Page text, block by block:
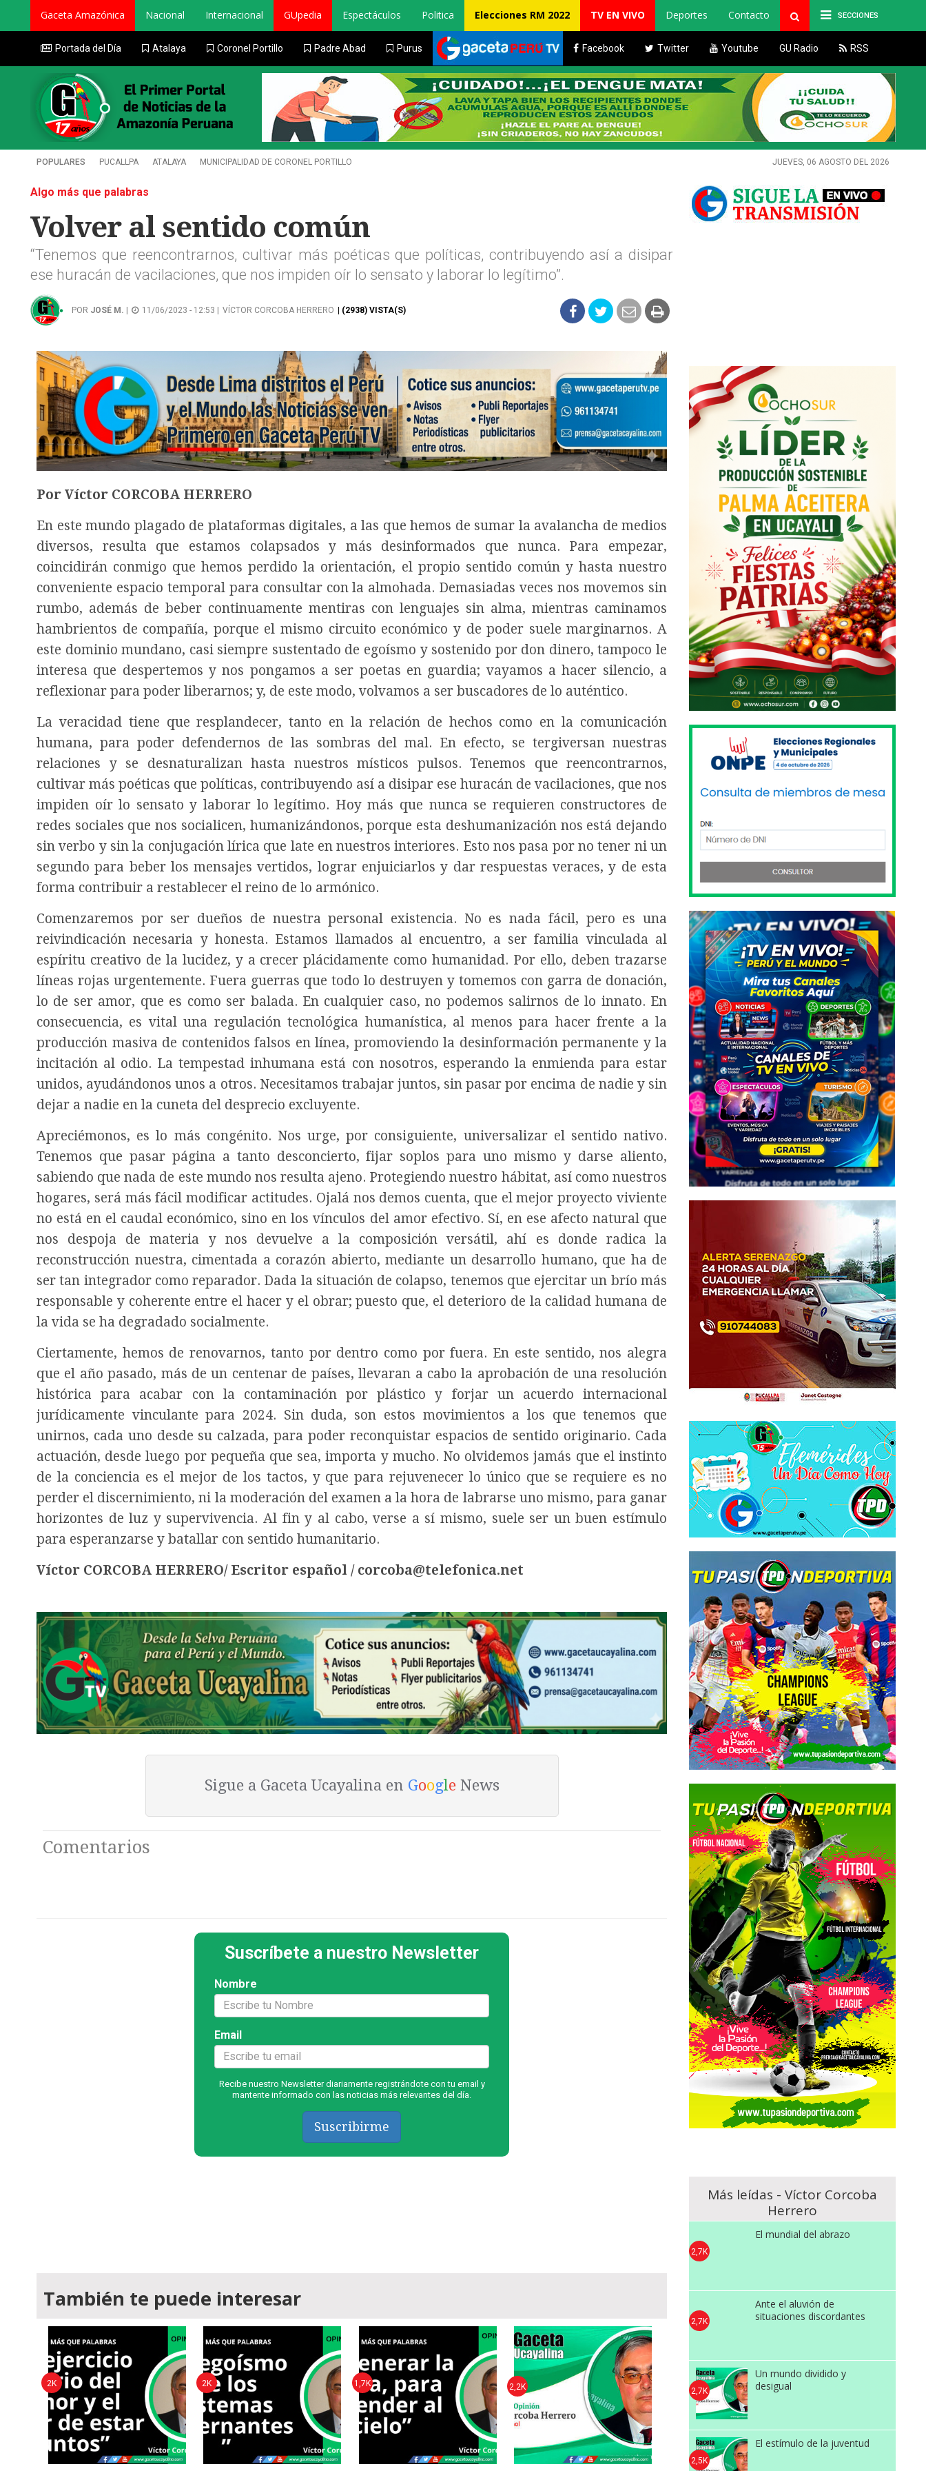
SECCIONES
Gaceta Amazónica Nacional Internacional GUpedia Espectáculos Politica Elecciones RM 2022 TV EN VIVO Deportes Contacto
Portada del Día Atalaya Coronel Portillo Padre Abad Purus Facebook Twitter Youtube GU Radio RSS
POPULARES PUCALLPA ATALAYA MUNICIPALIDAD DE CORONEL PORTILLO JUEVES, 06 AGOSTO DEL 2026
Algo más que palabras
Volver al sentido común
“Tenemos que reencontrarnos, cultivar más poéticas que políticas, contribuyendo así a disipar
ese huracán de vacilaciones, que nos impiden oír lo sensato y laborar lo legítimo”.
POR JOSÉ M. 11/06/2023 - 12:53 | VÍCTOR CORCOBA HERRERO | (2938) VISTA(S)
Por Víctor CORCOBA HERRERO
En este mundo plagado de plataformas digitales, a las que hemos de sumar la avalancha de medios
diversos, resulta que estamos colapsados y más desinformados que nunca. Para empezar,
coincidirán conmigo que hemos perdido la orientación, el propio sentido común y hasta nuestro
conveniente espacio temporal para consultar con la almohada. Demasiadas veces nos movemos sin
rumbo, además de beber continuamente mentiras con lenguajes sin alma, mientras caminamos
hambrientos de compañía, porque el mismo circuito económico y de poder suele marginarnos. A
este dominio mundano, casi siempre sustentado de egoísmo y sostenido por don dinero, tampoco le
interesa que despertemos y nos pongamos a ser poetas en guardia; vayamos a hacer silencio, a
reflexionar para poder liberarnos; y, de este modo, volvamos a ser buscadores de lo auténtico.
La veracidad tiene que resplandecer, tanto en la relación de hechos como en la comunicación
humana, para poder defendernos de las sombras del mal. En efecto, se tergiversan nuestras
relaciones y se desnaturalizan hasta nuestros místicos pulsos. Tenemos que reencontrarnos,
cultivar más poéticas que políticas, contribuyendo así a disipar ese huracán de vacilaciones, que nos
impiden oír lo sensato y laborar lo legítimo. Hoy más que nunca se requieren constructores de
redes sociales que nos socialicen, humanizándonos, porque esta deshumanización nos está dejando
sin verbo y sin la conjugación lírica que late en nuestros interiores. Esto nos pasa por no tener ni un
segundo para beber los mensajes vertidos, lograr enjuiciarlos y dar respuestas veraces, y de esta
forma contribuir a restablecer el reino de lo armónico.
Comenzaremos por ser dueños de nuestra personal existencia. No es nada fácil, pero es una
reivindicación necesaria y honesta. Estamos llamados al encuentro, a ser familia vinculada al
espíritu creativo de la lucidez, y a crecer plácidamente como humanidad. Por ello, deben trazarse
líneas rojas urgentemente. Fuera guerras que todo lo destruyen y tomemos con garra de donación,
lo de ser amor, que es como ser balada. En cualquier caso, no podemos salirnos de lo innato. En
consecuencia, es vital una regulación tecnológica humanística, al menos para hacer frente a la
producción masiva de contenidos falsos en línea, promoviendo la desinformación permanente y la
incitación al odio. La tempestad inhumana está con nosotros, esperando la enmienda para estar
unidos, ayudándonos unos a otros. Necesitamos trabajar juntos, sin pasar por encima de nadie y sin
dejar a nadie en la cuneta del desprecio excluyente.
Apreciémonos, es lo más congénito. Nos urge, por consiguiente, universalizar el sentido nativo.
Tenemos que pasar página a tanto desconcierto, fijar soplos para uno mismo y darse aliento,
sabiendo que nada de este mundo nos resulta ajeno. Protegiendo nuestro hábitat, así como nuestros
hogares, será más fácil modificar actitudes. Ojalá nos demos cuenta, que el mejor proyecto viviente
no está en el caudal económico, sino en los vínculos del amor efectivo. Sí, en ese afecto natural que
nos despoja de materia y nos devuelve a la composición versátil, ahí es donde radica la
reconstrucción nuestra, cimentada a corazón abierto, mediante un desarrollo humano, que ha de
ser tan integrador como reparador. Dada la situación de colapso, tenemos que ejercitar un brío más
responsable y coherente entre el hacer y el obrar; puesto que, el deterioro de la calidad humana de
la vida se ha degradado socialmente.
Ciertamente, hemos de renovarnos, tanto por dentro como por fuera. En este sentido, nos alegra
que el año pasado, más de un centenar de países, llevaran a cabo la aprobación de una resolución
histórica para acabar con la contaminación por plástico y forjar un acuerdo internacional
jurídicamente vinculante para 2024. Sin duda, son estos movimientos a los que tenemos que
unirnos, cada uno desde su calzada, para poder reconquistar espacios de sentido originario. Cada
actuación, desde luego por pequeña que sea, importa y mucho. No olvidemos jamás que el instinto
de la conciencia es el mejor de los tactos, y que para rejuvenecer lo único que se requiere es no
perder el discernimiento, ni la moderación del examen a la hora de labrarse uno mismo, para ganar
horizontes de luz y supervivencia. Al fin y al cabo, verse a sí mismo, suele ser un buen estímulo
para esperanzarse y batallar con sentido humanitario.
Víctor CORCOBA HERRERO/ Escritor español / corcoba@telefonica.net
Sigue a Gaceta Ucayalina en GoogleNews
Comentarios
Suscríbete a nuestro Newsletter
Nombre
Email
Recibe nuestro Newsletter diariamente registrándote con tu email y
mantente informado con las noticias más relevantes del día.
Suscribirme
También te puede interesar
2K 2K 1,7K 2,2K
Más leídas - Víctor Corcoba
Herrero
El mundial del abrazo
2,7K
Ante el aluvión de
situaciones discordantes
2,7K
Un mundo dividido y
desigual
2,7K
El estímulo de la juventud
2,5K